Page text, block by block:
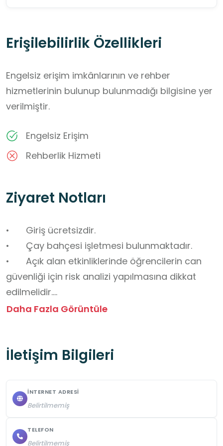
Erişilebilirlik Özellikleri
Engelsiz erişim imkânlarının ve rehber
hizmetlerinin bulunup bulunmadığı bilgisine yer
verilmiştir.
Engelsiz Erişim
Rehberlik Hizmeti
Ziyaret Notları
•	Giriş ücretsizdir.
•	Çay bahçesi işletmesi bulunmaktadır.
•	Açık alan etkinliklerinde öğrencilerin can
güvenliği için risk analizi yapılmasına dikkat
edilmelidir.
•	Öğrenci-öğretmen oranı, rehberlik ve
•	Sürdürülebilirlik ve çevreye duyarlılık
sessizlik ve doğal yaşamın gözetilmesine dikkat
•	Hava koşullarına uygun kıyafet, su ve gıda
Daha Fazla Görüntüle
İletişim Bilgileri
İNTERNET ADRESI
Belirtilmemiş
TELEFON
Belirtilmemiş